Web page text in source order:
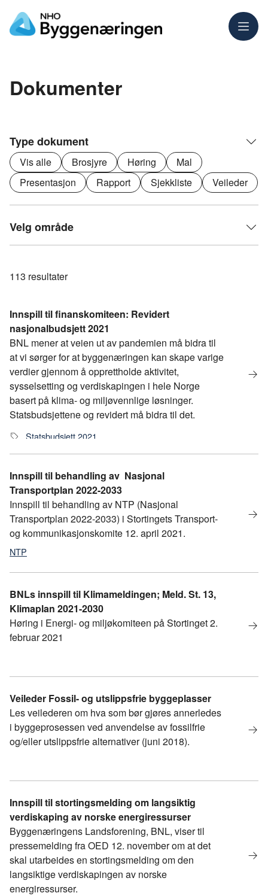
Meny
Dokumenter
Type dokument
Vis alle Brosjyre Høring
Mal
Presentasjon
Rapport Sjekkliste Veileder
Velg område
113 resultater
Innspill til finanskomiteen: Revidert
nasjonalbudsjett 2021
BNL mener at veien ut av pandemien må bidra til
at vi sørger for at byggenæringen kan skape varige
verdier gjennom å opprettholde aktivitet,
sysselsetting og verdiskapingen i hele Norge
basert på klima- og miljøvennlige løsninger.
Statsbudsjettene og revidert må bidra til det.
Statsbudsjett 2021
Innspill til behandling av Nasjonal
Transportplan 2022-2033
Innspill til behandling av NTP (Nasjonal
Transportplan 2022-2033) i Stortingets Transport-
og kommunikasjonskomite 12. april 2021.
NTP
BNLs innspill til Klimameldingen; Meld. St. 13,
Klimaplan 2021-2030
Høring i Energi- og miljøkomiteen på Stortinget 2.
februar 2021
Veileder Fossil- og utslippsfrie byggeplasser
Les veilederen om hva som bør gjøres annerledes
i byggeprosessen ved anvendelse av fossilfrie
og/eller utslippsfrie alternativer (juni 2018).
Innspill til stortingsmelding om langsiktig
verdiskaping av norske energiressurser
Byggenæringens Landsforening, BNL, viser til
pressemelding fra OED 12. november om at det
skal utarbeides en stortingsmelding om den
langsiktige verdiskapingen av norske
energiressurser.